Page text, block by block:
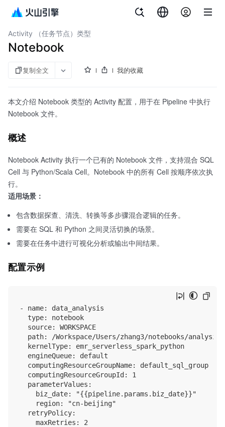
大数据研发治理套件
Activity （任务节点）类型
Notebook
复制全文 我的收藏
本文介绍 Notebook 类型的 Activity 配置，用于在 Pipeline 中执行
Notebook 文件。
概述
Notebook Activity 执行一个已有的 Notebook 文件，支持混合 SQL
Cell 与 Python/Scala Cell。Notebook 中的所有 Cell 按顺序依次执
行。
适用场景：
包含数据探查、清洗、转换等多步骤混合逻辑的任务。
需要在 SQL 和 Python 之间灵活切换的场景。
需要在任务中进行可视化分析或输出中间结果。
配置示例
- name: data_analysis
  type: notebook
  source: WORKSPACE
path: /Workspace/Users/zhang3/notebooks/
  kernelType: emr_serverless_spark_python
  engineQueue: default
  computingResourceGroupName: default_sql_group
  computingResourceGroupId: 1
  parameterValues:
    biz_date: "{{pipeline.params.biz_date}}"
    region: "cn-beijing"
  retryPolicy:
    maxRetries: 2